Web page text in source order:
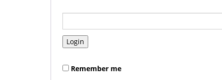
Remember me